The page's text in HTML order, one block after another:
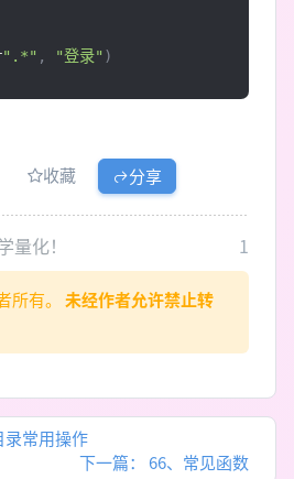
".*" , "登录" )
收藏 分享
化！ 1
所有。 未经作者允许禁止转
常用操作
下一篇：
66、常见函数